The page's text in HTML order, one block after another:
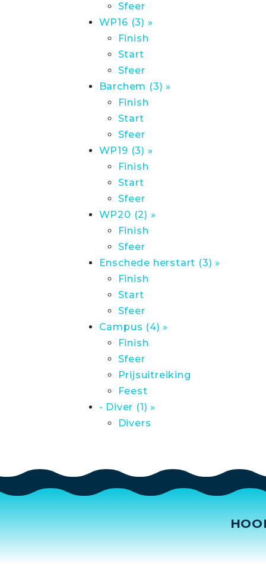
Sfeer
WP16 (3) »
Finish
Start
Sfeer
Barchem (3) »
Finish
Start
Sfeer
WP19 (3) »
Finish
Start
Sfeer
WP20 (2) »
Finish
Sfeer
Enschede herstart (3) »
Finish
Start
Sfeer
Campus (4) »
Finish
Sfeer
Prijsuitreiking
Feest
- Diver (1) »
Divers